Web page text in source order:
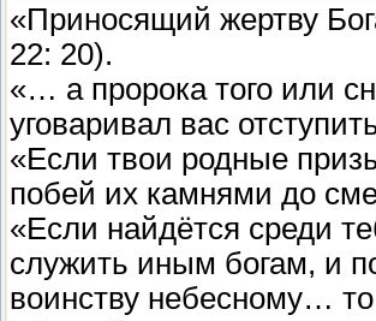
«Приносящий жертву
22: 20).
«… а пророка того или
уговаривал вас
«Если твои родные
побей их камнями до
«Если найдётся среди
служить иным богам, и
воинству небесному…